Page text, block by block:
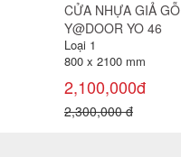
CỬA NHỰA GIẢ GỖ
Y@DOOR YO 18
Loại 1
800 x 2100 mm
2,200,000đ
2,300,000 đ